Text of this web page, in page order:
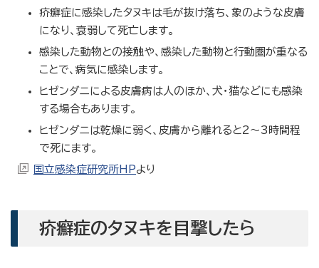
疥癬症に感染したタヌキは毛が抜け落ち、象のような皮膚
になり、衰弱して死亡します。
感染した動物との接触や、感染した動物と行動圏が重なる
ことで、病気に感染します。
ヒゼンダニによる皮膚病は人のほか、犬・猫などにも感染
する場合もあります。
ヒゼンダニは乾燥に弱く、皮膚から離れると2〜3時間程
で死にます。
国立感染症研究所HPより
疥癬症のタヌキを目撃したら